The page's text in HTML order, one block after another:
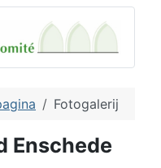
Fotogalerij
Enschede